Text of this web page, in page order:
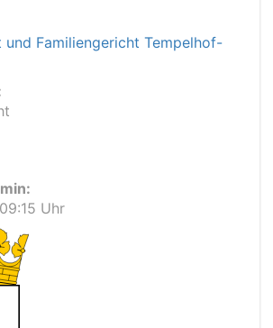
und Familiengericht Tempelhof-
Uhr